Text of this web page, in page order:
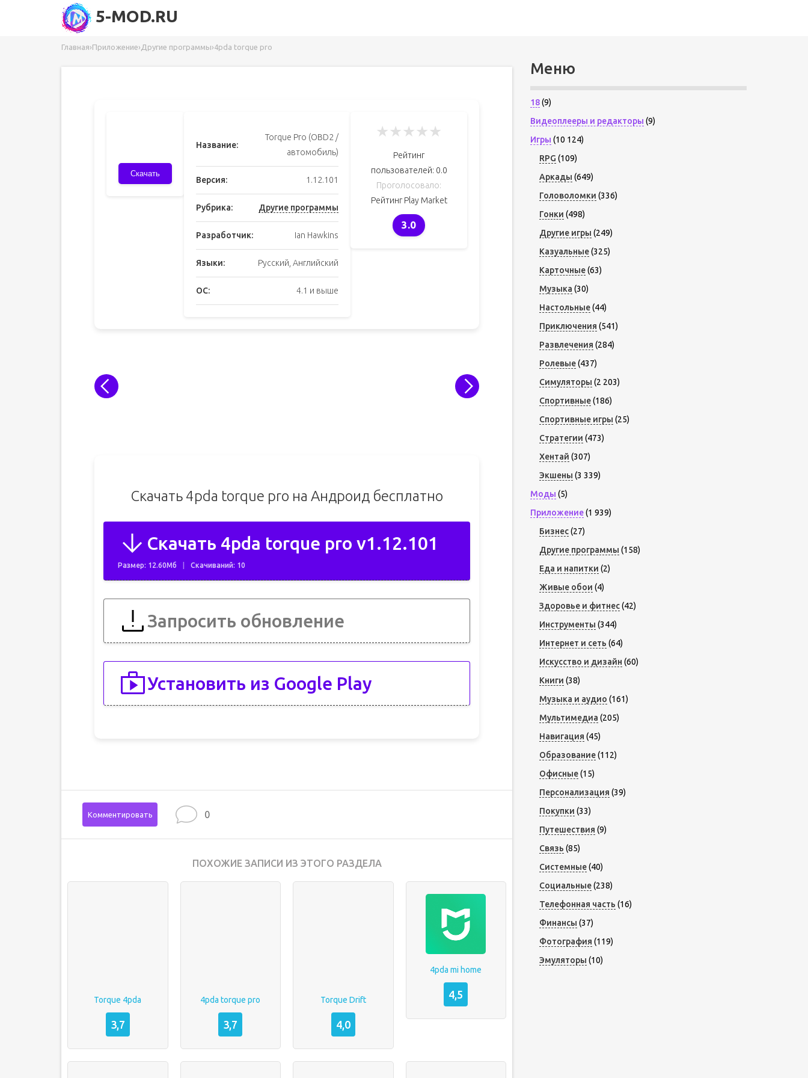
5-MOD.RU
Главная›Приложение› Другие программы›4pda torque pro
Скачать
Название:
Torque Pro (OBD2 /
автомобиль)
Версия: 1.12.101
Рубрика: Другие программы
Разработчик: Ian Hawkins
Языки: Русский, Английский
ОС: 4.1 и выше
★★★★★
Рейтинг
пользователей: 0.0
Проголосовало:
Рейтинг Play Market
3.0
Скачать 4pda torque pro на Андроид бесплатно
Скачать 4pda torque pro v1.12.101
Размер: 12.60Мб Скачиваний: 10
Запросить обновление
Установить из Google Play
Комментировать 0
ПОХОЖИЕ ЗАПИСИ ИЗ ЭТОГО РАЗДЕЛА
Torque 4pda
3,7
4pda torque pro
3,7
Torque Drift
4,0
4pda mi home
4,5
Меню
18(9)
Видеоплееры и редакторы (9)
Игры (10 124)
RPG (109)
Аркады (649)
Головоломки (336)
Гонки (498)
Другие игры (249)
Казуальные(325)
Карточные(63)
Музыка (30)
Настольные(44)
Приключения (541)
Развлечения (284)
Ролевые(437)
Симуляторы (2 203)
Спортивные(186)
Спортивные игры (25)
Стратегии (473)
Хентай (307)
Экшены (3 339)
Моды (5)
Приложение(1 939)
Бизнес(27)
Другие программы (158)
Еда и напитки (2)
Живые обои (4)
Здоровье и фитнес(42)
Инструменты (344)
Интернет и сеть (64)
Искусство и дизайн (60)
Книги (38)
Музыка и аудио (161)
Мультимедиа (205)
Навигация (45)
Образование(112)
Офисные(15)
Персонализация (39)
Покупки (33)
Путешествия (9)
Связь (85)
Системные(40)
Социальные(238)
Телефонная часть (16)
Финансы (37)
Фотография (119)
Эмуляторы (10)